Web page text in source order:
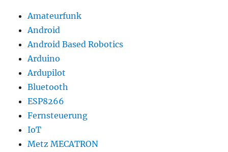
Amateurfunk
Android
Android Based Robotics
Arduino
Ardupilot
Bluetooth
ESP8266
Fernsteuerung
IoT
Metz MECATRON